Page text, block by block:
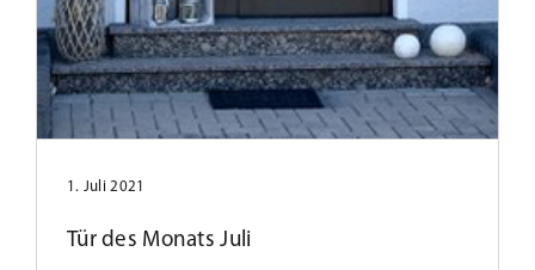
1. Juli 2021
Tür des Monats Juli
Tür des Monats April 2025